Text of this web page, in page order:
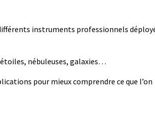
instruments professionnels
nébuleuses, galaxies…
pour mieux comprendre ce que l’on